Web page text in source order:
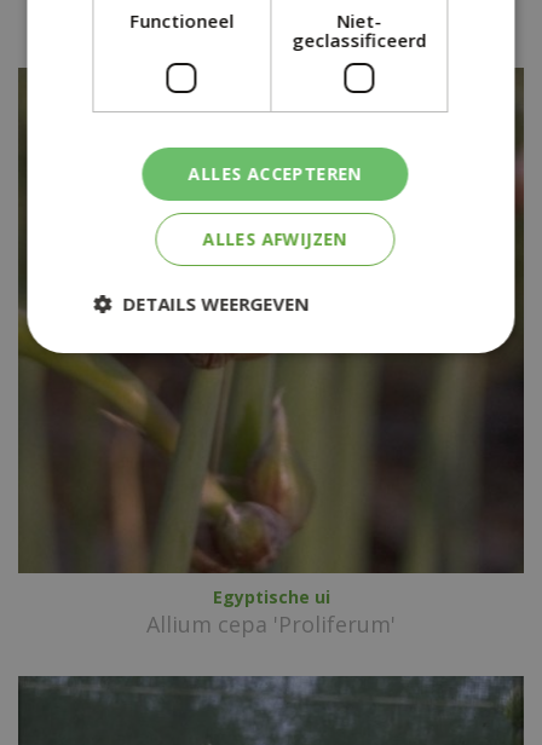
Allium ursinum
Egyptische ui
Allium cepa 'Proliferum'
Functioneel
Niet-
geclassificeerd
ALLES ACCEPTEREN
ALLES AFWIJZEN
DETAILS WEERGEVEN